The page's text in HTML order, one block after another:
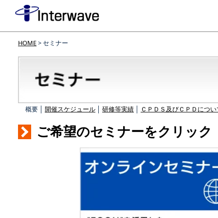
HOME> セミナー
概要 │ 開催スケジュール 研修等実績 ＣＰＤＳ及びＣＰＤにつ
ご希望のセミナーをクリック